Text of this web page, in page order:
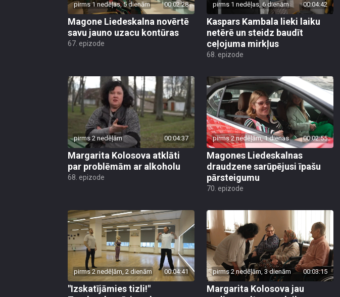
pirms 1 nedēļas, 5 dienām 00:02:28
Magone Liedeskalna novērtē
savu jauno uzacu kontūras
67. epizode
pirms 1 nedēļas, 6 dienām 00:04:42
Kaspars Kambala lieki laiku
netērē un steidz baudīt
ceļojuma mirkļus
68. epizode
pirms 2 nedēļām 00:04:37
Margarita Kolosova atklāti
par problēmām ar alkoholu
68. epizode
pirms 2 nedēļām, 1 dienas 00:02:55
Magones Liedeskalnas
draudzene sarūpējusi īpašu
pārsteigumu
70. epizode
pirms 2 nedēļām, 2 dienām 00:04:41
"Izskatījāmies tizli!"
pirms 2 nedēļām, 3 dienām 00:03:15
Margarita Kolosova jau